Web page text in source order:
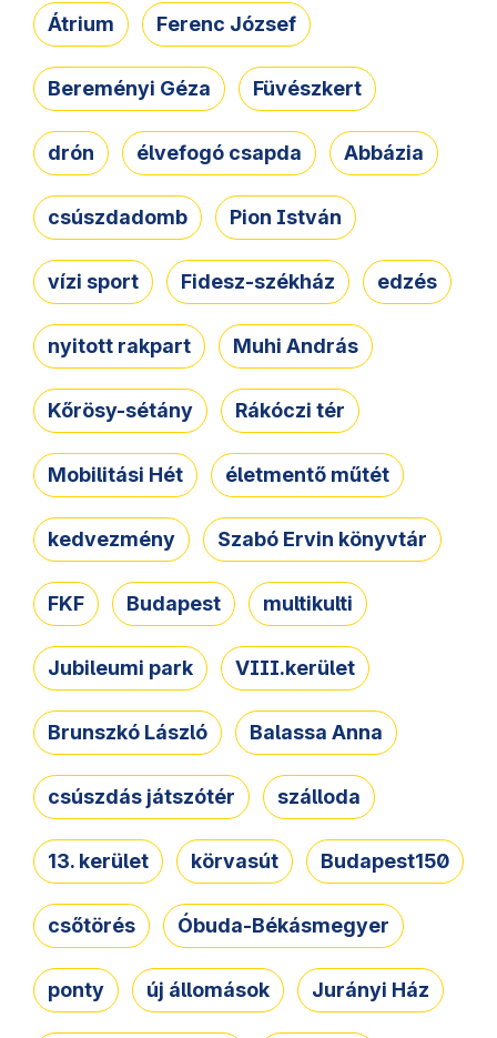
Átrium Ferenc József
Bereményi Géza Füvészkert
drón élvefogó csapda Abbázia
csúszdadomb Pion István
vízi sport Fidesz-székház edzés
nyitott rakpart Muhi András
Kőrösy-sétány Rákóczi tér
Mobilitási Hét életmentő műtét
kedvezmény Szabó Ervin könyvtár
FKF Budapest multikulti
Jubileumi park VIII.kerület
Brunszkó László Balassa Anna
csúszdás játszótér szálloda
13. kerület körvasút Budapest150
csőtörés Óbuda-Békásmegyer
ponty új állomások Jurányi Ház